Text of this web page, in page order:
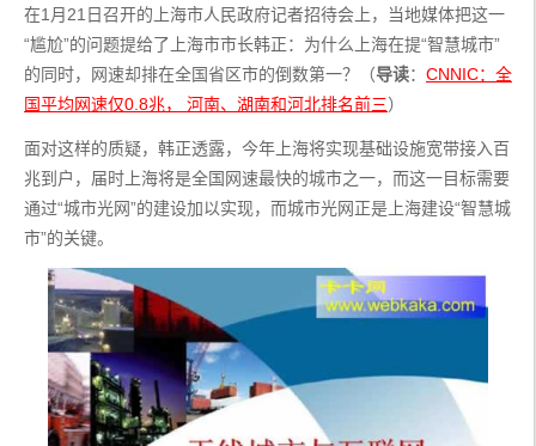
在1月21日召开的上海市人民政府记者招待会上，当地媒体把这一
“尴尬”的问题提给了上海市市长韩正：为什么上海在提“智慧城市”
的同时，网速却排在全国省区市的倒数第一？（导读： CNNIC：全
国平均网速仅0.8兆， 河南、湖南和河北排名前三）
面对这样的质疑，韩正透露，今年上海将实现基础设施宽带接入百
兆到户，届时上海将是全国网速最快的城市之一，而这一目标需要
通过“城市光网”的建设加以实现，而城市光网正是上海建设“智慧城
市”的关键。